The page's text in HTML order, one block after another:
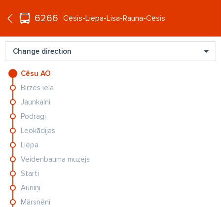
EN
6266 Cēsis-Liepa-Lisa-Rauna-Cēsis
Change direction
Cēsu AO
Birzes iela
Jaunkalni
Podragi
Leokādijas
Liepa
Veidenbauma muzejs
Starti
Auniņi
Mārsnēni
melnādainās Beļģijas sportistes